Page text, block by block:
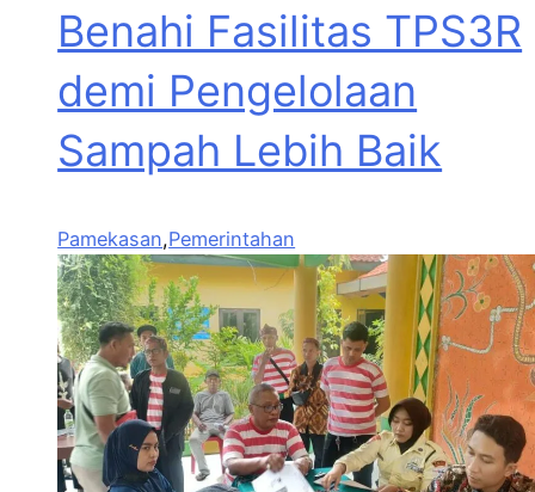
Benahi Fasilitas TPS3R
demi Pengelolaan
Sampah Lebih Baik
Pamekasan,Pemerintahan